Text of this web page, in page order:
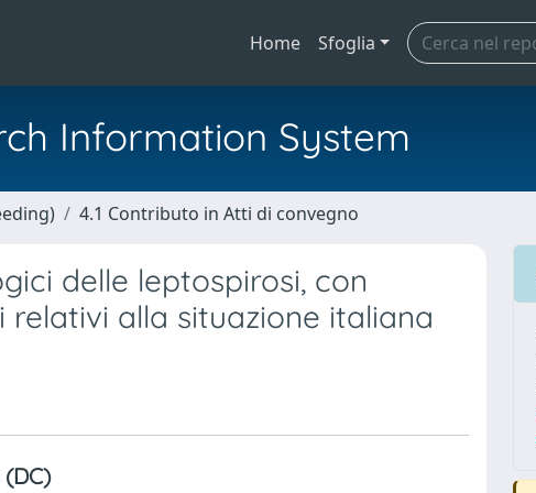
Home Sfoglia
Information System
4.1 Contributo in Atti di convegno
delle leptospirosi, con
alla situazione italiana